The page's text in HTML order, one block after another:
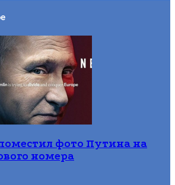
фото Путина на
номера